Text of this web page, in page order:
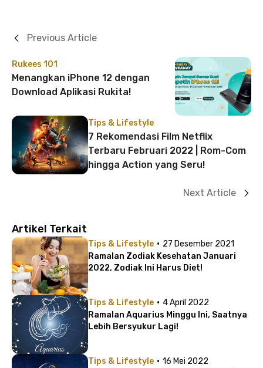
Rukees 101
Menangkan iPhone 12 dengan
Download Aplikasi Rukita!
Previous Article
Tips & Lifestyle
7 Rekomendasi Film Netflix
Terbaru Februari 2022 | Rom-Com
hingga Action yang Seru!
Next Article
Artikel Terkait
Tips & Lifestyle · 27 Desember 2021
Ramalan Zodiak Kesehatan Januari
2022, Zodiak Ini Harus Diet!
Tips & Lifestyle · 4 April 2022
Ramalan Aquarius Minggu Ini, Saatnya
Lebih Bersyukur Lagi!
Tips & Lifestyle · 16 Mei 2022